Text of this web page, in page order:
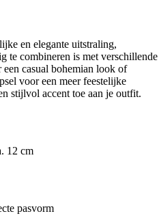
en elegante uitstraling,
te combineren is met verschillende
casual bohemian look of
voor een meer feestelijke
stijlvol accent toe aan je outfit.
12 cm
pasvorm